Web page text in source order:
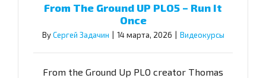
From The Ground UP PLO5 – Run It
Once
ByСергей Задачин 14 марта, 2026 Видеокурсы
From the Ground Up PLO creator Thomas